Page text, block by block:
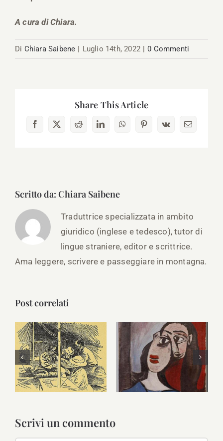
A cura di Chiara.
Di Chiara Saibene | Luglio 14th, 2022 | 0 Commenti
Share This Article
Facebook
X RedditLinkedInWhatsAppPinterest
Vk Email
Scritto da: Chiara Saibene
Traduttrice specializzata in ambito
giuridico (inglese e tedesco), tutor di
lingue straniere, editor e scrittrice.
Ama leggere, scrivere e passeggiare in montagna.
Post correlati
Delia Akeley,
grande
esploratrice e
scrittrice
americana
Dora Maar,
fotografa,
poetessa e
pittrice francese
Scrivi un commento